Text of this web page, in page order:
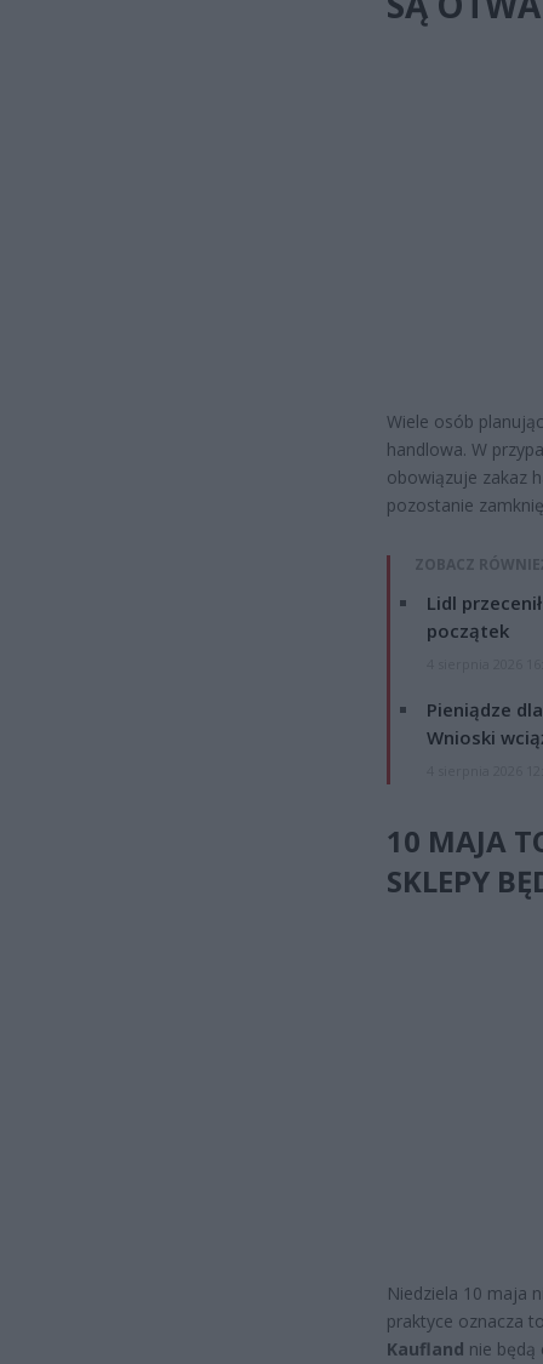
Wiele osób
handlowa. W
obowiązuje zakaz
pozostanie
ZOBACZ
Lidl
początek
Pieniądze
Wnioski
10 MAJA
SKLEPY
Niedziela 10 maja
praktyce oznacza
Kaufland nie będą